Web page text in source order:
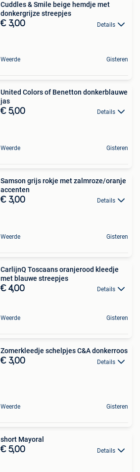
Cuddles & Smile beige hemdje met
donkergrijze streepjes
€ 3,00 Details
Weerde Gisteren
United Colors of Benetton donkerblauwe
jas
€ 5,00 Details
Weerde Gisteren
Samson grijs rokje met zalmroze/oranje
accenten
€ 3,00 Details
Weerde Gisteren
CarlijnQ Toscaans oranjerood kleedje
met blauwe streepjes
€ 4,00 Details
Weerde Gisteren
Zomerkleedje schelpjes C&A donkerroos
€ 3,00 Details
Weerde Gisteren
short Mayoral
€ 5,00 Details